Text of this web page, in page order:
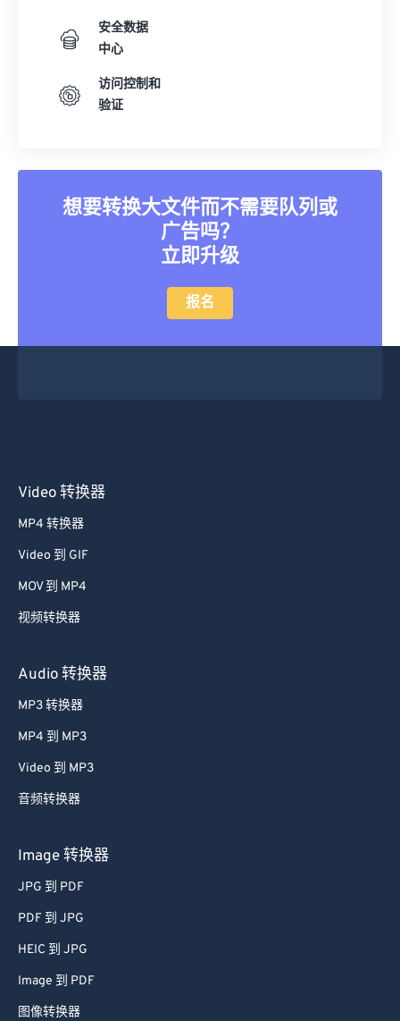
安全数据
中心
访问控制和
验证
想要转换大文件而不需要队列或
广告吗？
立即升级
报名
Video 转换器
MP4 转换器
Video 到 GIF
MOV 到 MP4
视频转换器
Audio 转换器
MP3 转换器
MP4 到 MP3
Video 到 MP3
音频转换器
Image 转换器
JPG 到 PDF
PDF 到 JPG
HEIC 到 JPG
Image 到 PDF
图像转换器